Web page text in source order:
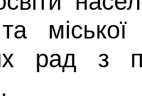
міської
рад з